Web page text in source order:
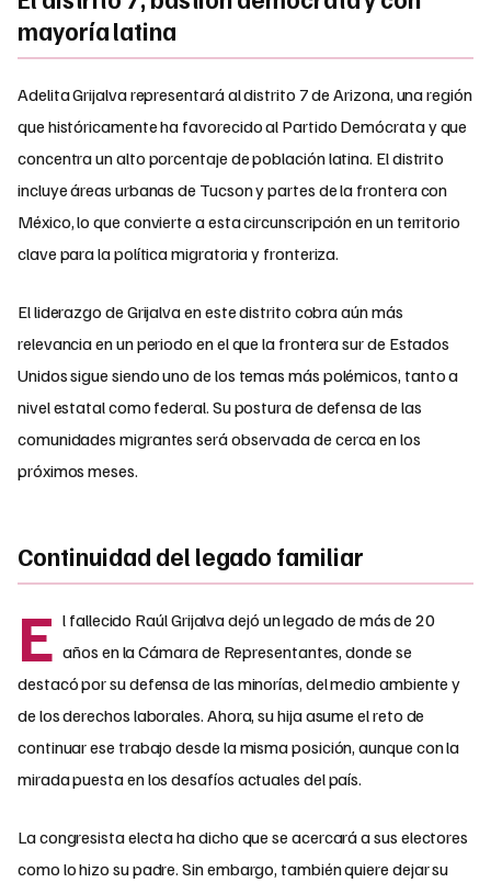
mayoría latina
Adelita Grijalva representará al distrito 7 de Arizona, una región
que históricamente ha favorecido al Partido Demócrata y que
concentra un alto porcentaje de población latina. El distrito
incluye áreas urbanas de Tucson y partes de la frontera con
México, lo que convierte a esta circunscripción en un territorio
clave para la política migratoria y fronteriza.
El liderazgo de Grijalva en este distrito cobra aún más
relevancia en un periodo en el que la frontera sur de Estados
Unidos sigue siendo uno de los temas más polémicos, tanto a
nivel estatal como federal. Su postura de defensa de las
comunidades migrantes será observada de cerca en los
próximos meses.
Continuidad del legado familiar
E l fallecido Raúl Grijalva dejó un legado de más de 20
años en la Cámara de Representantes, donde se
destacó por su defensa de las minorías, del medio ambiente y
de los derechos laborales. Ahora, su hija asume el reto de
continuar ese trabajo desde la misma posición, aunque con la
mirada puesta en los desafíos actuales del país.
La congresista electa ha dicho que se acercará a sus electores
como lo hizo su padre. Sin embargo, también quiere dejar su